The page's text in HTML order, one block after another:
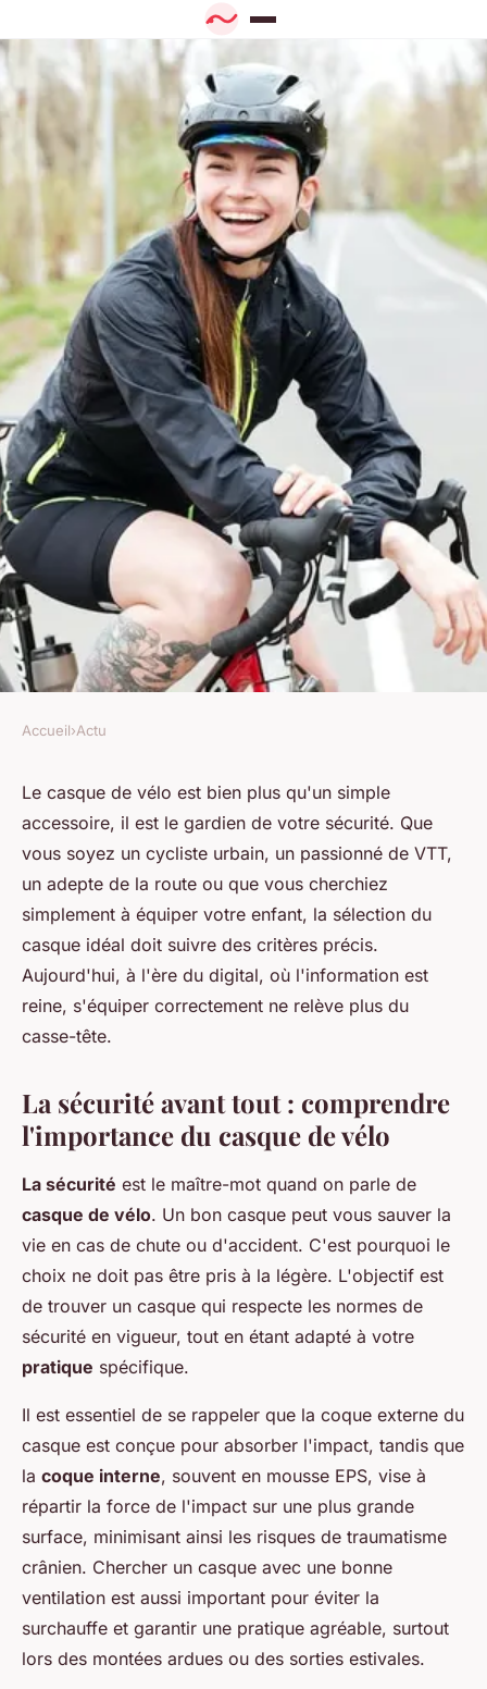
Comment choisir un casque de
vélo adapté à votre pratique ?
toussaint•27 décembre 2023•3 min de lecture
Accueil›Actu
Le casque de vélo est bien plus qu'un simple
accessoire, il est le gardien de votre sécurité. Que
vous soyez un cycliste urbain, un passionné de VTT,
un adepte de la route ou que vous cherchiez
simplement à équiper votre enfant, la sélection du
casque idéal doit suivre des critères précis.
Aujourd'hui, à l'ère du digital, où l'information est
reine, s'équiper correctement ne relève plus du
casse-tête.
La sécurité avant tout : comprendre
l'importance du casque de vélo
La sécurité est le maître-mot quand on parle de
casque de vélo. Un bon casque peut vous sauver la
vie en cas de chute ou d'accident. C'est pourquoi le
choix ne doit pas être pris à la légère. L'objectif est
de trouver un casque qui respecte les normes de
sécurité en vigueur, tout en étant adapté à votre
pratique spécifique.
Il est essentiel de se rappeler que la coque externe du
casque est conçue pour absorber l'impact, tandis que
la coque interne, souvent en mousse EPS, vise à
répartir la force de l'impact sur une plus grande
surface, minimisant ainsi les risques de traumatisme
crânien. Chercher un casque avec une bonne
ventilation est aussi important pour éviter la
surchauffe et garantir une pratique agréable, surtout
lors des montées ardues ou des sorties estivales.